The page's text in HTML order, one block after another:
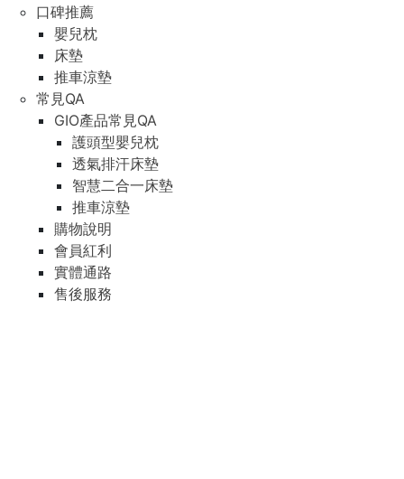
口碑推薦
嬰兒枕
床墊
推車涼墊
常見QA
GIO產品常見QA
護頭型嬰兒枕
透氣排汗床墊
智慧二合一床墊
推車涼墊
購物說明
會員紅利
實體通路
售後服務